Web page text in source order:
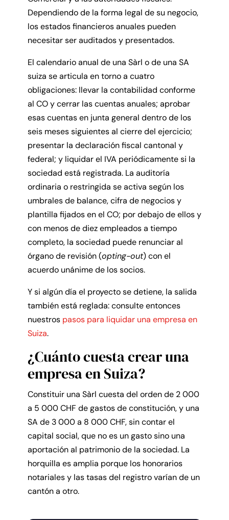
Dependiendo de la forma legal de su negocio,
los estados financieros anuales pueden
necesitar ser auditados y presentados.
El calendario anual de una Sàrl o de una SA
suiza se articula en torno a cuatro
obligaciones: llevar la contabilidad conforme
al CO y cerrar las cuentas anuales; aprobar
esas cuentas en junta general dentro de los
seis meses siguientes al cierre del ejercicio;
presentar la declaración fiscal cantonal y
federal; y liquidar el IVA periódicamente si la
sociedad está registrada. La auditoría
ordinaria o restringida se activa según los
umbrales de balance, cifra de negocios y
plantilla fijados en el CO; por debajo de ellos y
con menos de diez empleados a tiempo
completo, la sociedad puede renunciar al
órgano de revisión (opting-out) con el
acuerdo unánime de los socios.
Y si algún día el proyecto se detiene, la salida
también está reglada: consulte entonces
nuestros pasos para liquidar una empresa en
Suiza.
¿Cuánto cuesta crear una
empresa en Suiza?
Constituir una Sàrl cuesta del orden de 2 000
a 5 000 CHF de gastos de constitución, y una
SA de 3 000 a 8 000 CHF, sin contar el
capital social, que no es un gasto sino una
aportación al patrimonio de la sociedad. La
horquilla es amplia porque los honorarios
notariales y las tasas del registro varían de un
cantón a otro.